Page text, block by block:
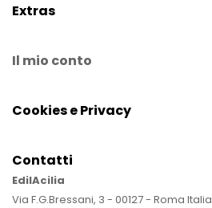
Extras
Il mio conto
Cookies e Privacy
Contatti
EdilAcilia
Via F.G.Bressani, 3 - 00127 - Roma Italia